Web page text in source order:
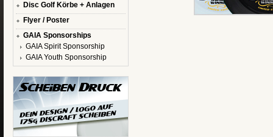
Disc Golf Körbe + Anlagen
Flyer / Poster
GAIA Sponsorships
GAIA Spirit Sponsorship
GAIA Youth Sponsorship